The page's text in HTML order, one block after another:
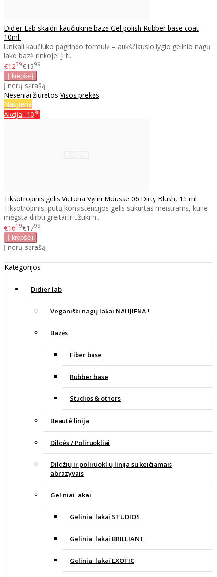
Didier Lab skaidri kaučiukinė bazė Gel polish Rubber base coat
10ml.
Unikali kaučiuko pagrindo formulė – aukščiausio lygio gelinio nagų
lako bazė rinkoje! Ji ti..
€1259€1399
Į norų sąrašą
Neseniai žiūrėtos Visos prekės
Naujiena
Akcija -10%
Tiksotropinis gelis Victoria Vynn Mousse 06 Dirty Blush, 15 ml
Tiksotropinis, putų konsistencijos gelis sukurtas meistrams, kurie
mėgsta dirbti greitai ir užtikrin..
€1619€1799
Į norų sąrašą
Kategorijos
Didier lab
Veganiški nagų lakai NAUJIENA !
Bazės
Fiber base
Rubber base
Studios & others
Beauté linija
Dildės / Poliruokliai
Dildžių ir poliruoklių linija su keičiamais
abrazyvais
Geliniai lakai
Geliniai lakai STUDIOS
Geliniai lakai BRILLIANT
Geliniai lakai EXOTIC